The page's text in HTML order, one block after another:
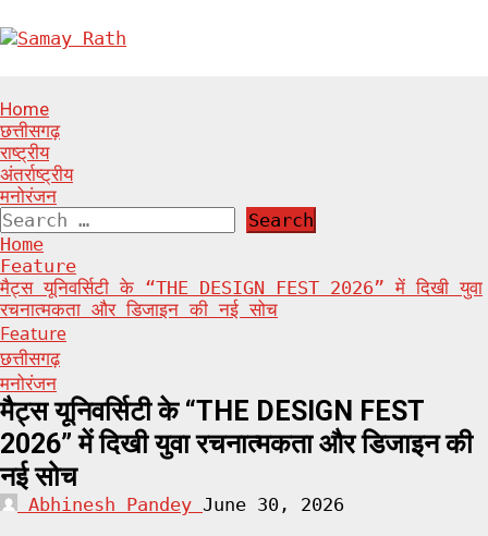
to
content
Primary
Menu
Home
छत्तीसगढ़
राष्ट्रीय
अंतर्राष्ट्रीय
मनोरंजन
Search
for:
Home
Feature
मैट्स यूनिवर्सिटी के “THE DESIGN FEST 2026” में दिखी युवा
रचनात्मकता और डिजाइन की नई सोच
Feature
छत्तीसगढ़
मनोरंजन
मैट्स यूनिवर्सिटी के “THE DESIGN FEST
2026” में दिखी युवा रचनात्मकता और डिजाइन की
नई सोच
Abhinesh Pandey June 30, 2026